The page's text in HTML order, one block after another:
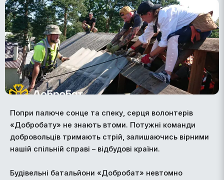
Попри палюче сонце та спеку, серця волонтерів
«Добробату» не знають втоми. Потужні команди
добровольців тримають стрій, залишаючись вірними
нашій спільній справі – відбудові країни.
Будівельні батальйони «Добробат» невтомно